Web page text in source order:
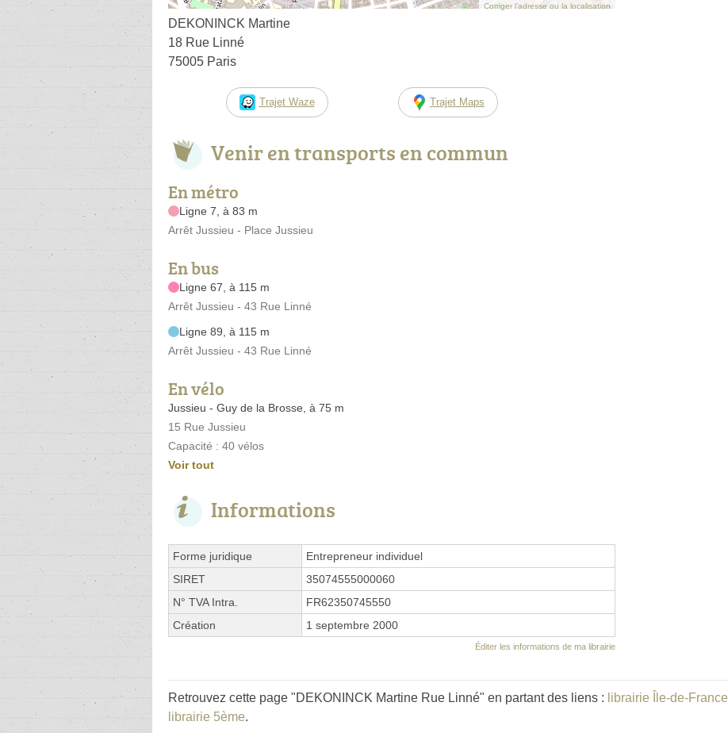
Corriger l’adresse ou la localisation
DEKONINCK Martine
18 Rue Linné
75005 Paris
Trajet Waze Trajet Maps
Venir en transports en commun
En métro
Ligne 7, à 83 m
Arrêt Jussieu - Place Jussieu
En bus
Ligne 67, à 115 m
Arrêt Jussieu - 43 Rue Linné
Ligne 89, à 115 m
Arrêt Jussieu - 43 Rue Linné
En vélo
Jussieu - Guy de la Brosse, à 75 m
15 Rue Jussieu
Capacité : 40 vélos
Voir tout
Informations
Forme juridique
Entrepreneur individuel
SIRET
35074555000060
N° TVA Intra.
FR62350745550
Création
1 septembre 2000
Éditer les informations de ma librairie
Retrouvez cette page "DEKONINCK Martine Rue Linné" en partant des liens : librairie Île-de-France
librairie 5ème.